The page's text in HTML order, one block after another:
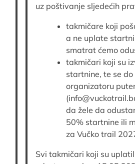
uz poštivanje sljedećih
takmičare koji
a ne uplate
smatrat ćemo
takmičari koji su
startnine, te se
organizatoru
da žele da
50% startnine ili
za Vučko trail
Svi takmičari koji su